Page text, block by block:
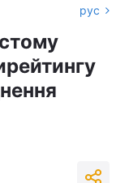
рус